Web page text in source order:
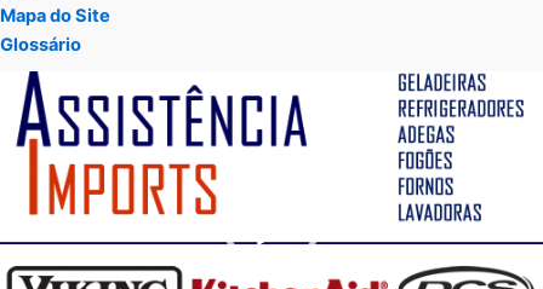
Mapa do Site
Glossário
Tocador
vídeo